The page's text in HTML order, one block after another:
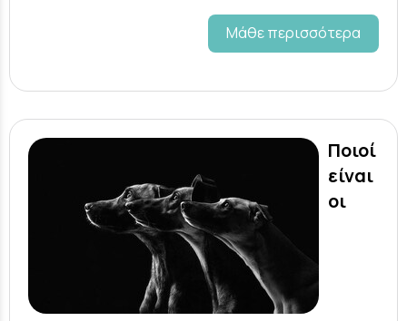
Μάθε περισσότερα
Ποιοί
είναι
οι